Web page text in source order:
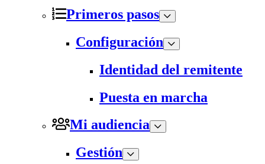
Primeros pasos
Configuración
Identidad del remitente
Puesta en marcha
Mi audiencia
Gestión